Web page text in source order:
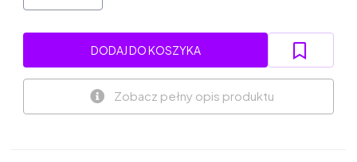
DODAJ DO KOSZYKA
Zobacz pełny opis produktu